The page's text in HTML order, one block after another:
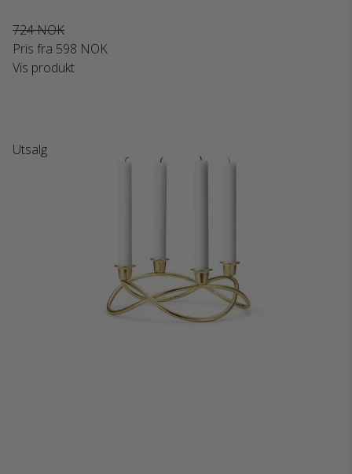
724 NOK
Pris fra 598 NOK
Vis produkt
Utsalg